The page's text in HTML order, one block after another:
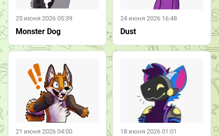
25 июня 2026 05:39
Monster Dog
24 июня 2026 16:48
Dust
21 июня 2026 04:00 18 июня 2026 01:01